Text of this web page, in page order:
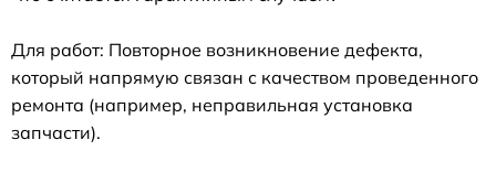
Для работ: Повторное возникновение дефекта,
который напрямую связан с качеством проведенного
ремонта (например, неправильная установка
запчасти).